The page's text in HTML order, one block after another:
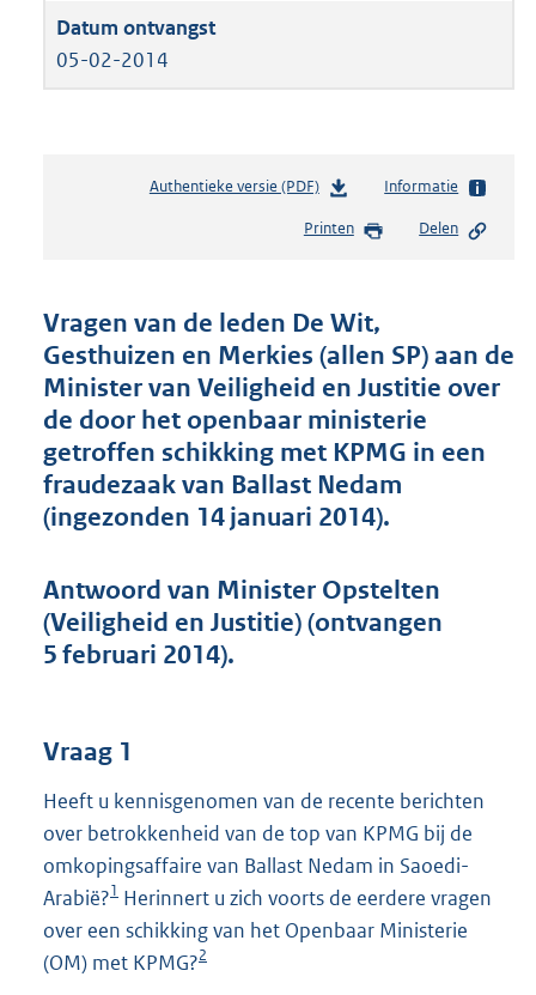
05-02-2014
Authentieke versie (PDF)b
s
d
s
g
r
o
t
t
3
9
Informatie
Printen Delen
Vragen van de leden De Wit,
Gesthuizen en Merkies (allen SP) aan de
Minister van Veiligheid en Justitie over
de door het openbaar ministerie
getroffen schikking met KPMG in een
fraudezaak van Ballast Nedam
(ingezonden 14 januari 2014).
Antwoord van Minister Opstelten
(Veiligheid en Justitie) (ontvangen
5 februari 2014).
Vraag 1
Heeft u kennisgenomen van de recente berichten
over betrokkenheid van de top van KPMG bij de
omkopingsaffaire van Ballast Nedam in Saoedi-
Arabië?1 Herinnert u zich voorts de eerdere vragen
over een schikking van het Openbaar Ministerie
(OM) met KPMG?2